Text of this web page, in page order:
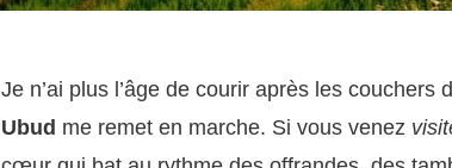
Je n’ai plus l’âge de courir après les
Ubud me remet en marche. Si vous venez